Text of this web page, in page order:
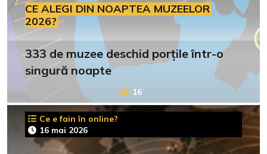
CE ALEGI DIN NOAPTEA MUZEELOR
2026?
333 de muzee deschid porțile într-o
singură noapte
16
Ce e fain în online?
16 mai 2026